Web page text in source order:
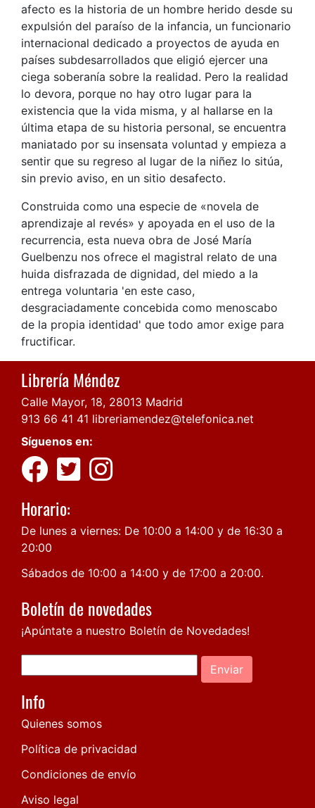
afecto es la historia de un hombre herido desde su
expulsión del paraíso de la infancia, un funcionario
internacional dedicado a proyectos de ayuda en
países subdesarrollados que eligió ejercer una
ciega soberanía sobre la realidad. Pero la realidad
lo devora, porque no hay otro lugar para la
existencia que la vida misma, y al hallarse en la
última etapa de su historia personal, se encuentra
maniatado por su insensata voluntad y empieza a
sentir que su regreso al lugar de la niñez lo sitúa,
sin previo aviso, en un sitio desafecto.
Construida como una especie de «novela de
aprendizaje al revés» y apoyada en el uso de la
recurrencia, esta nueva obra de José María
Guelbenzu nos ofrece el magistral relato de una
huida disfrazada de dignidad, del miedo a la
entrega voluntaria 'en este caso,
desgraciadamente concebida como menoscabo
de la propia identidad' que todo amor exige para
fructificar.
Librería Méndez
Calle Mayor, 18, 28013 Madrid
913 66 41 41 libreriamendez@telefonica.net
Síguenos en:
Horario:
De lunes a viernes: De 10:00 a 14:00 y de 16:30 a
20:00
Sábados de 10:00 a 14:00 y de 17:00 a 20:00.
Boletín de novedades
¡Apúntate a nuestro Boletín de Novedades!
Enviar
Info
Quienes somos
Política de privacidad
Condiciones de envío
Aviso legal